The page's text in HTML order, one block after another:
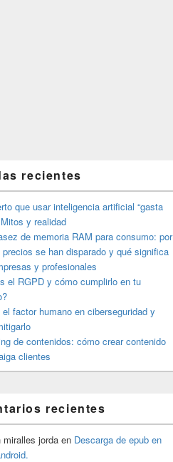
recientes
que usar inteligencia artificial “gasta
Mitos y realidad
de memoria RAM para consumo: por
se han disparado y qué significa
y profesionales
el RGPD y cómo cumplirlo en tu
factor humano en ciberseguridad y
de contenidos: cómo crear contenido
clientes
recientes
miralles jorda en Descarga de epub en